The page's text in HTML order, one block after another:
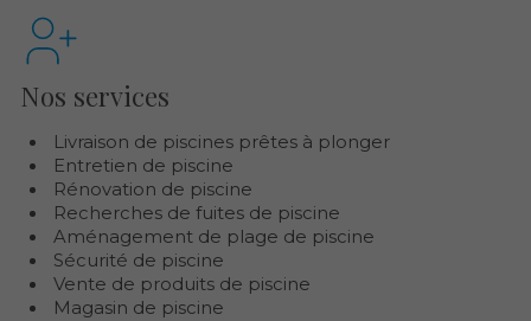
Nos services
Livraison de piscines prêtes à plonger
Entretien de piscine
Rénovation de piscine
Recherches de fuites de piscine
Aménagement de plage de piscine
Sécurité de piscine
Vente de produits de piscine
Magasin de piscine